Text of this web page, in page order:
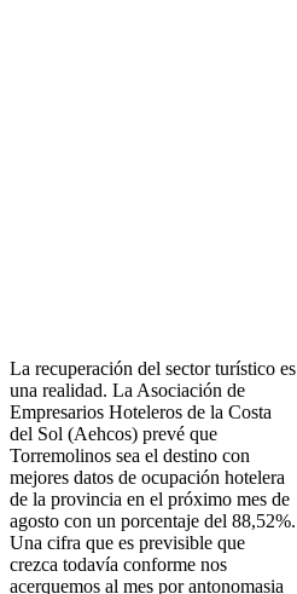
La recuperación del sector turístico es
una realidad. La Asociación de
Empresarios Hoteleros de la Costa
del Sol (Aehcos) prevé que
Torremolinos sea el destino con
mejores datos de ocupación hotelera
de la provincia en el próximo mes de
agosto con un porcentaje del 88,52%.
Una cifra que es previsible que
crezca todavía conforme nos
acerquemos al mes por antonomasia